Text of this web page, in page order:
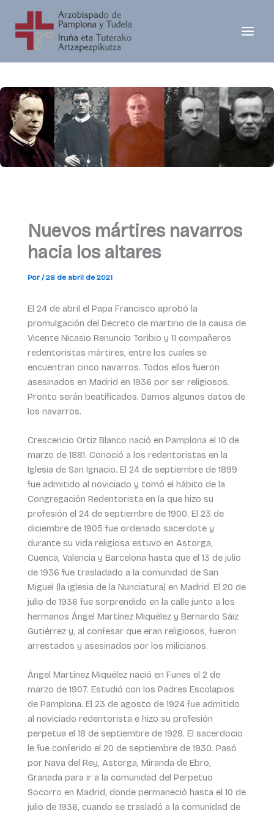
contenido
Nuevos mártires navarros
hacia los altares
Por /28 de abril de 2021
El 24 de abril el Papa Francisco aprobó la
promulgación del Decreto de martirio de la causa de
Vicente Nicasio Renuncio Toribio y 11 compañeros
redentoristas mártires, entre los cuales se
encuentran cinco navarros. Todos ellos fueron
asesinados en Madrid en 1936 por ser religiosos.
Pronto serán beatificados. Damos algunos datos de
los navarros.
Crescencio Ortiz Blanco nació en Pamplona el 10 de
marzo de 1881. Conoció a los redentoristas en la
Iglesia de San Ignacio. El 24 de septiembre de 1899
fue admitido al noviciado y tomó el hábito de la
Congregación Redentorista en la que hizo su
profesión el 24 de septiembre de 1900. El 23 de
diciembre de 1905 fue ordenado sacerdote y
durante su vida religiosa estuvo en Astorga,
Cuenca, Valencia y Barcelona hasta que el 13 de julio
de 1936 fue trasladado a la comunidad de San
Miguel (la iglesia de la Nunciatura) en Madrid. El 20 de
julio de 1936 fue sorprendido en la calle junto a los
hermanos Ángel Martínez Miquélez y Bernardo Sáiz
Gutiérrez y, al confesar que eran religiosos, fueron
arrestados y asesinados por los milicianos.
Ángel Martínez Miquélez nació en Funes el 2 de
marzo de 1907. Estudió con los Padres Escolapios
de Pamplona. El 23 de agosto de 1924 fue admitido
al noviciado redentorista e hizo su profesión
perpetua el 18 de septiembre de 1928. El sacerdocio
le fue conferido el 20 de septiembre de 1930. Pasó
por Nava del Rey, Astorga, Miranda de Ebro,
Granada para ir a la comunidad del Perpetuo
Socorro en Madrid, donde permaneció hasta el 10 de
julio de 1936, cuando se trasladó a la comunidad de